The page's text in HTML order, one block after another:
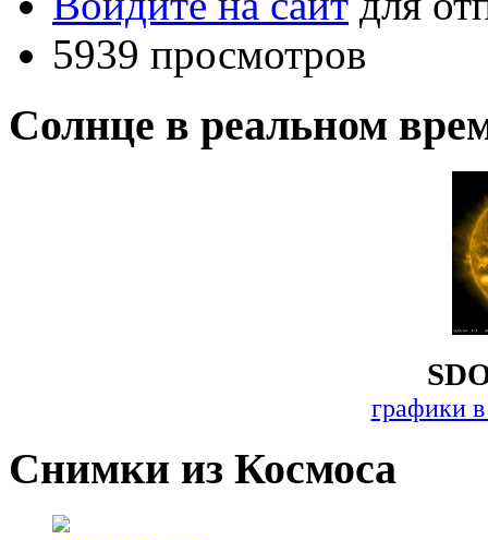
5939 просмотров
Солнце в реальном
графики
Снимки из Космоса